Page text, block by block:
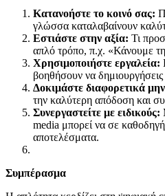
Κατανοήστε το κοινό σας:
γλώσσα καταλαβαίνουν
Εστιάστε στην αξία: Τι
απλό τρόπο, π.χ. «Κάνουμε
Χρησιμοποιήστε εργαλεία:
βοηθήσουν να
Δοκιμάστε διαφορετικά
την καλύτερη απόδοση και
Συνεργαστείτε με ειδικούς:
media μπορεί να σε
αποτελέσματα.
Συμπέρασμα